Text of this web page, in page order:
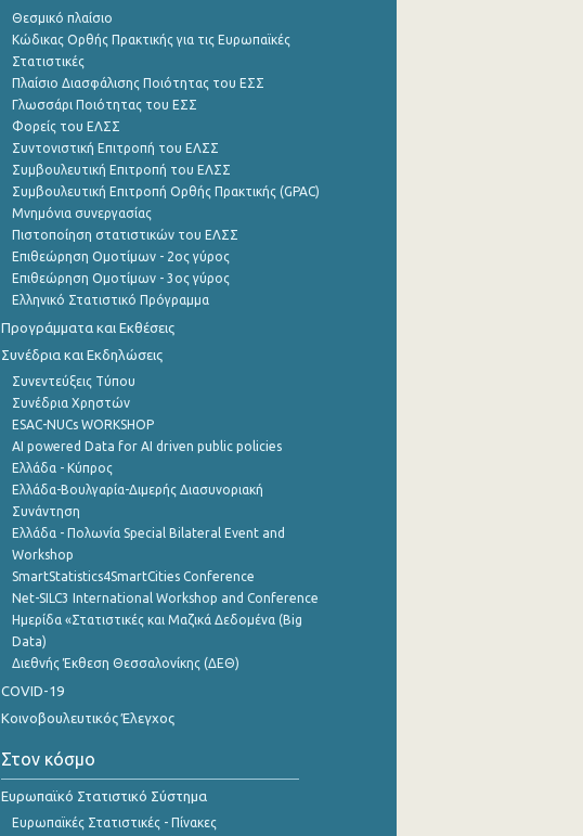
Θεσμικό πλαίσιο
Κώδικας Ορθής Πρακτικής για τις Ευρωπαϊκές
Στατιστικές
Πλαίσιο Διασφάλισης Ποιότητας του ΕΣΣ
Γλωσσάρι Ποιότητας του ΕΣΣ
Φορείς του ΕΛΣΣ
Συντονιστική Επιτροπή του ΕΛΣΣ
Συμβουλευτική Επιτροπή του ΕΛΣΣ
Συμβουλευτική Επιτροπή Ορθής Πρακτικής (GPAC)
Μνημόνια συνεργασίας
Πιστοποίηση στατιστικών του ΕΛΣΣ
Επιθεώρηση Ομοτίμων - 2ος γύρος
Επιθεώρηση Ομοτίμων - 3ος γύρος
Ελληνικό Στατιστικό Πρόγραμμα
Προγράμματα και Εκθέσεις
Συνέδρια και Εκδηλώσεις
Συνεντεύξεις Τύπου
Συνέδρια Χρηστών
ESAC-NUCs WORKSHOP
AI powered Data for AI driven public policies
Ελλάδα - Κύπρος
Ελλάδα-Βουλγαρία-Διμερής Διασυνοριακή
Συνάντηση
Ελλάδα - Πολωνία Special Bilateral Event and
Workshop
SmartStatistics4SmartCities Conference
Net-SILC3 International Workshop and Conference
Ημερίδα «Στατιστικές και Μαζικά Δεδομένα (Big
Data)
Διεθνής Έκθεση Θεσσαλονίκης (ΔΕΘ)
COVID-19
Κοινοβουλευτικός Έλεγχος
Στον κόσμο
Ευρωπαϊκό Στατιστικό Σύστημα
Ευρωπαϊκές Στατιστικές - Πίνακες